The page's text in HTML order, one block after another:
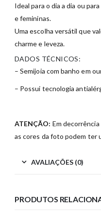
Ideal para o dia a dia ou
e femininas.
Uma escolha versátil que
charme e leveza.
DADOS TÉCNICOS:
– Semijoia com banho em
– Possui tecnologia
ATENÇÃO: Em
as cores da foto podem ter
AVALIAÇÕES (0)
PRODUTOS